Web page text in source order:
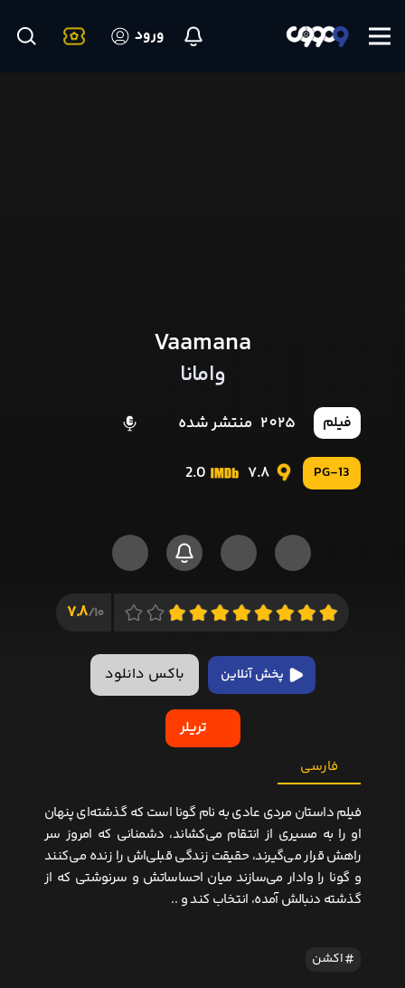
ورود
Vaamana
وامانا
فیلم 2025 منتشر شده
PG-13
7.8
2.0
10/
7.8
پخش آنلاین باکس دانلود
تریلر
فارسی
فیلم داستان مردی عادی به نام گونا است که گذشته‌ای پنهان
او را به مسیری از انتقام می‌کشاند، دشمنانی که امروز سر
راهش قرار می‌گیرند، حقیقت زندگی قبلی‌اش را زنده می‌کنند
و گونا را وادار می‌سازند میان احساساتش و سرنوشتی که از
گذشته دنبالش آمده، انتخاب کند و ..
اکشن